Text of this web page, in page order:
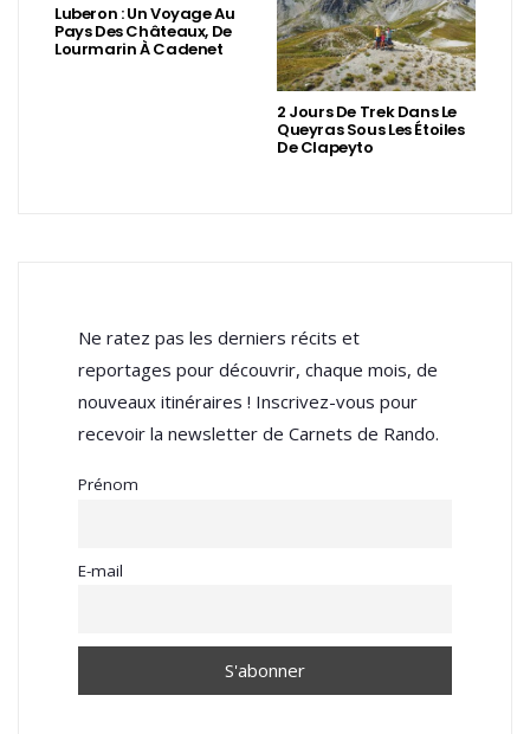
Luberon : Un Voyage Au
Pays Des Châteaux, De
Lourmarin À Cadenet
2 Jours De Trek Dans Le
Queyras Sous Les Étoiles
De Clapeyto
Ne ratez pas les derniers récits et
reportages pour découvrir, chaque mois, de
nouveaux itinéraires ! Inscrivez-vous pour
recevoir la newsletter de Carnets de Rando.
Prénom
E-mail